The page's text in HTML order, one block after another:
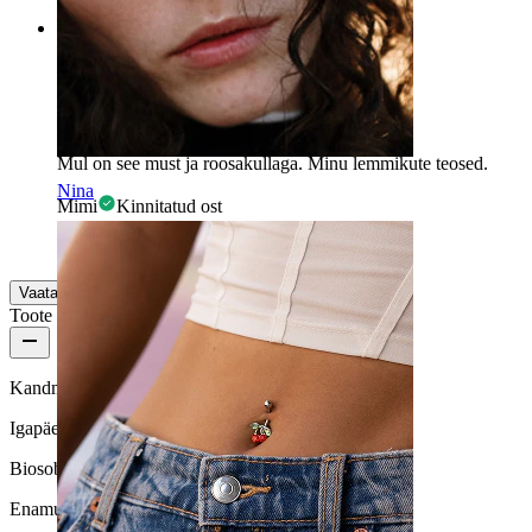
Nina
Rating
Lemmikese
Mul on see must ja roosakullaga. Minu lemmikute teosed.
Mimi Kinnitatud ost
Masintõlgitud Kuva algne versioon
Vaata lisaks
Toote kvaliteet
Kandmissagedus
Igapäeva kasutus
Biosobivus
Enamus nahatüüpidele